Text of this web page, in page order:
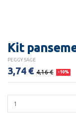
Kit
PEGGY SAGE
3,74 € 4,16 € -10%